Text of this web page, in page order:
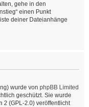
gehe in den
einen Punkt
deiner Dateianhänge
wurde von phpBB Limited
geschützt. Sie wurde
2 (GPL-2.0) veröffentlicht